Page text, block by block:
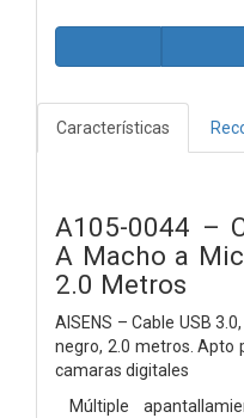
Características
A105-0044 –
A Macho a
2.0 Metros
AISENS – Cable USB
negro, 2.0 metros. Apto
camaras digitales
Múltiple